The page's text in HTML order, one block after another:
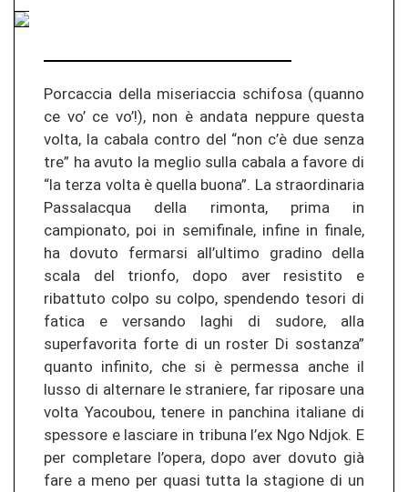
Porcaccia della miseriaccia schifosa (quanno
ce vo’ ce vo’!), non è andata neppure questa
volta, la cabala contro del “non c’è due senza
tre” ha avuto la meglio sulla cabala a favore di
“la terza volta è quella buona”. La straordinaria
Passalacqua della rimonta, prima in
campionato, poi in semifinale, infine in finale,
ha dovuto fermarsi all’ultimo gradino della
scala del trionfo, dopo aver resistito e
ribattuto colpo su colpo, spendendo tesori di
fatica e versando laghi di sudore, alla
superfavorita forte di un roster Di sostanza”
quanto infinito, che si è permessa anche il
lusso di alternare le straniere, far riposare una
volta Yacoubou, tenere in panchina italiane di
spessore e lasciare in tribuna l’ex Ngo Ndjok. E
per completare l’opera, dopo aver dovuto già
fare a meno per quasi tutta la stagione di un